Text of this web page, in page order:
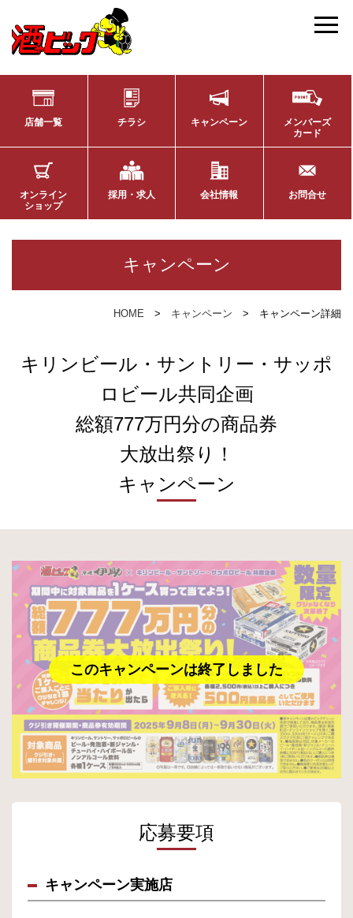
店舗一覧 チラシ キャンペーン
メンバーズ
カード
オンライン
ショップ
採用・求人 会社情報 お問合せ
キャンペーン
HOME キャンペーン キャンペーン詳細
キリンビール・サントリー・サッポ
ロビール共同企画
総額777万円分の商品券
大放出祭り！
キャンペーン
応募要項
キャンペーン実施店